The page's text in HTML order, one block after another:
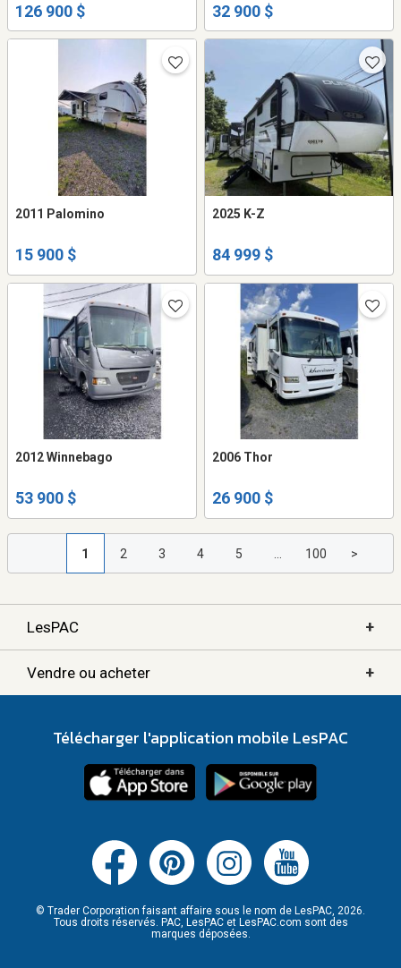
126 900 $ 32 900 $
2011 Palomino
15 900 $
2025 K-Z
84 999 $
2012 Winnebago
53 900 $
2006 Thor
26 900 $
1 2 3 4 5 100 >
LesPAC +
Vendre ou acheter +
Télécharger l'application mobile LesPAC
© Trader Corporation faisant affaire sous le nom de LesPAC, 2026.
Tous droits réservés. PAC, LesPAC et LesPAC.com sont des
marques déposées.